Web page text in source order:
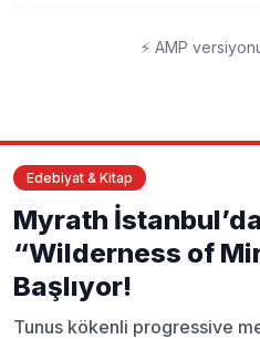
⚡ AMP
Edebiyat & Kitap
Myrath
“Wilderness of
Başlıyor!
Tunus kökenli progressive